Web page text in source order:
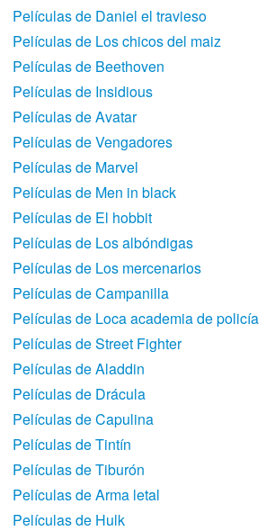
Películas de Daniel el travieso
Películas de Los chicos del maiz
Películas de Beethoven
Películas de Insidious
Películas de Avatar
Películas de Vengadores
Películas de Marvel
Películas de Men in black
Películas de El hobbit
Películas de Los albóndigas
Películas de Los mercenarios
Películas de Campanilla
Películas de Loca academia de policí­a
Películas de Street Fighter
Películas de Aladdin
Películas de Drácula
Películas de Capulina
Películas de Tintín
Películas de Tiburón
Películas de Arma letal
Películas de Hulk